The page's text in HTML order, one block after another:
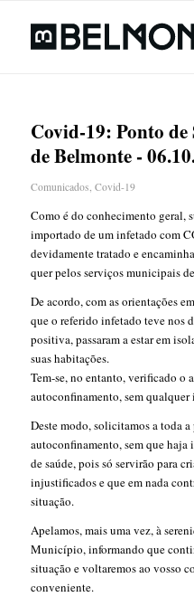
Covid-19: Ponto
de Belmonte -
Comunicados, Covid-19
Como é do conhecimento geral,
importado de um infetado com
devidamente tratado e
quer pelos serviços municipais
De acordo, com as orientações
que o referido infetado teve nos
positiva, passaram a estar em
suas habitações.
Tem-se, no entanto, verificado o
autoconfinamento, sem
Deste modo, solicitamos a toda
autoconfinamento, sem que haja
de saúde, pois só servirão para
injustificados e que em nada
situação.
Apelamos, mais uma vez, à
Município, informando que
situação e voltaremos ao vosso
conveniente.